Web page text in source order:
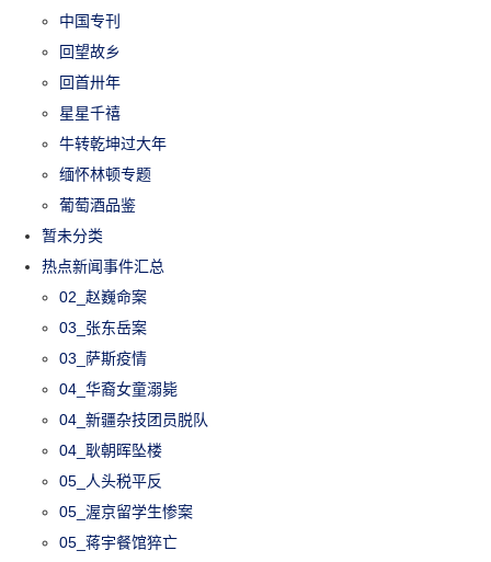
中国专刊
回望故乡
回首卅年
星星千禧
牛转乾坤过大年
缅怀林顿专题
葡萄酒品鉴
暂未分类
热点新闻事件汇总
02_赵巍命案
03_张东岳案
03_萨斯疫情
04_华裔女童溺毙
04_新疆杂技团员脱队
04_耿朝晖坠楼
05_人头税平反
05_渥京留学生惨案
05_蒋宇餐馆猝亡